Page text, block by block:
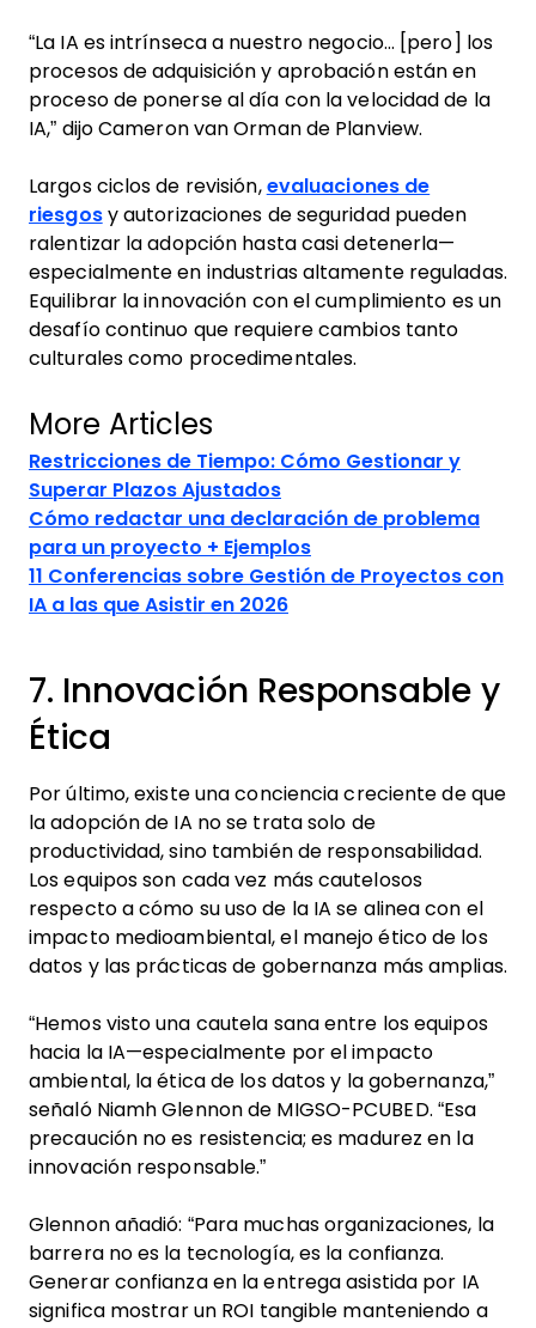
“La IA es intrínseca a nuestro negocio… [pero] los
procesos de adquisición y aprobación están en
proceso de ponerse al día con la velocidad de la
IA,” dijo Cameron van Orman de Planview.
Largos ciclos de revisión, evaluaciones de
riesgosy autorizaciones de seguridad pueden
ralentizar la adopción hasta casi detenerla—
especialmente en industrias altamente reguladas.
Equilibrar la innovación con el cumplimiento es un
desafío continuo que requiere cambios tanto
culturales como procedimentales.
More Articles
Restricciones de Tiempo: Cómo Gestionar y
Superar Plazos Ajustados
Cómo redactar una declaración de problema
para un proyecto + Ejemplos
11 Conferencias sobre Gestión de Proyectos con
IA a las que Asistir en 2026
7. Innovación Responsable y
Ética
Por último, existe una conciencia creciente de que
la adopción de IA no se trata solo de
productividad, sino también de responsabilidad.
Los equipos son cada vez más cautelosos
respecto a cómo su uso de la IA se alinea con el
impacto medioambiental, el manejo ético de los
datos y las prácticas de gobernanza más amplias.
“Hemos visto una cautela sana entre los equipos
hacia la IA—especialmente por el impacto
ambiental, la ética de los datos y la gobernanza,”
señaló Niamh Glennon de MIGSO-PCUBED. “Esa
precaución no es resistencia; es madurez en la
innovación responsable.”
Glennon añadió: “Para muchas organizaciones, la
barrera no es la tecnología, es la confianza.
Generar confianza en la entrega asistida por IA
significa mostrar un ROI tangible manteniendo a